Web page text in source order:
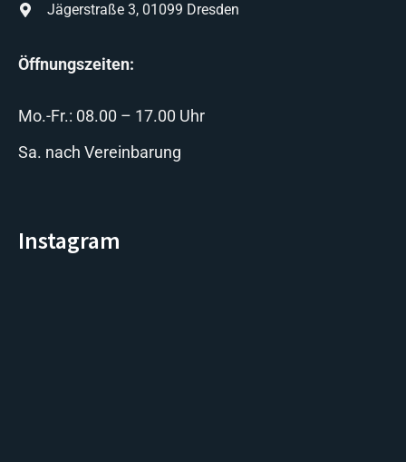
Jägerstraße 3, 01099 Dresden
Öffnungszeiten:
Mo.-Fr.: 08.00 – 17.00 Uhr
Sa. nach Vereinbarung
Instagram